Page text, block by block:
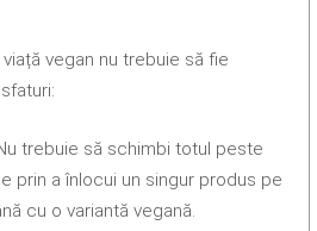
vegan nu trebuie să fie
trebuie să schimbi totul peste
prin a înlocui un singur produs pe
cu o variantă vegană.